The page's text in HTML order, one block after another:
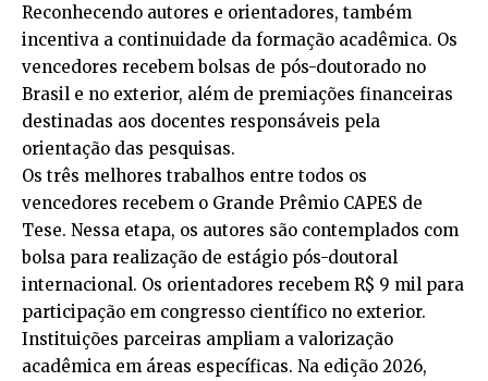
Reconhecendo autores e orientadores, também
incentiva a continuidade da formação acadêmica. Os
vencedores recebem bolsas de pós-doutorado no
Brasil e no exterior, além de premiações financeiras
destinadas aos docentes responsáveis pela
orientação das pesquisas.
Os três melhores trabalhos entre todos os
vencedores recebem o Grande Prêmio CAPES de
Tese. Nessa etapa, os autores são contemplados com
bolsa para realização de estágio pós-doutoral
internacional. Os orientadores recebem R$ 9 mil para
participação em congresso científico no exterior.
Instituições parceiras ampliam a valorização
acadêmica em áreas específicas. Na edição 2026,